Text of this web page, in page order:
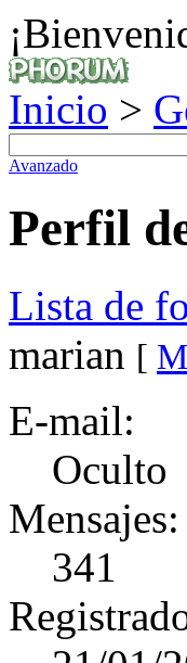
Inicio >
Avanzado
Perfil
Lista de
marian [
E-mail:
Oculto
Mensajes:
341